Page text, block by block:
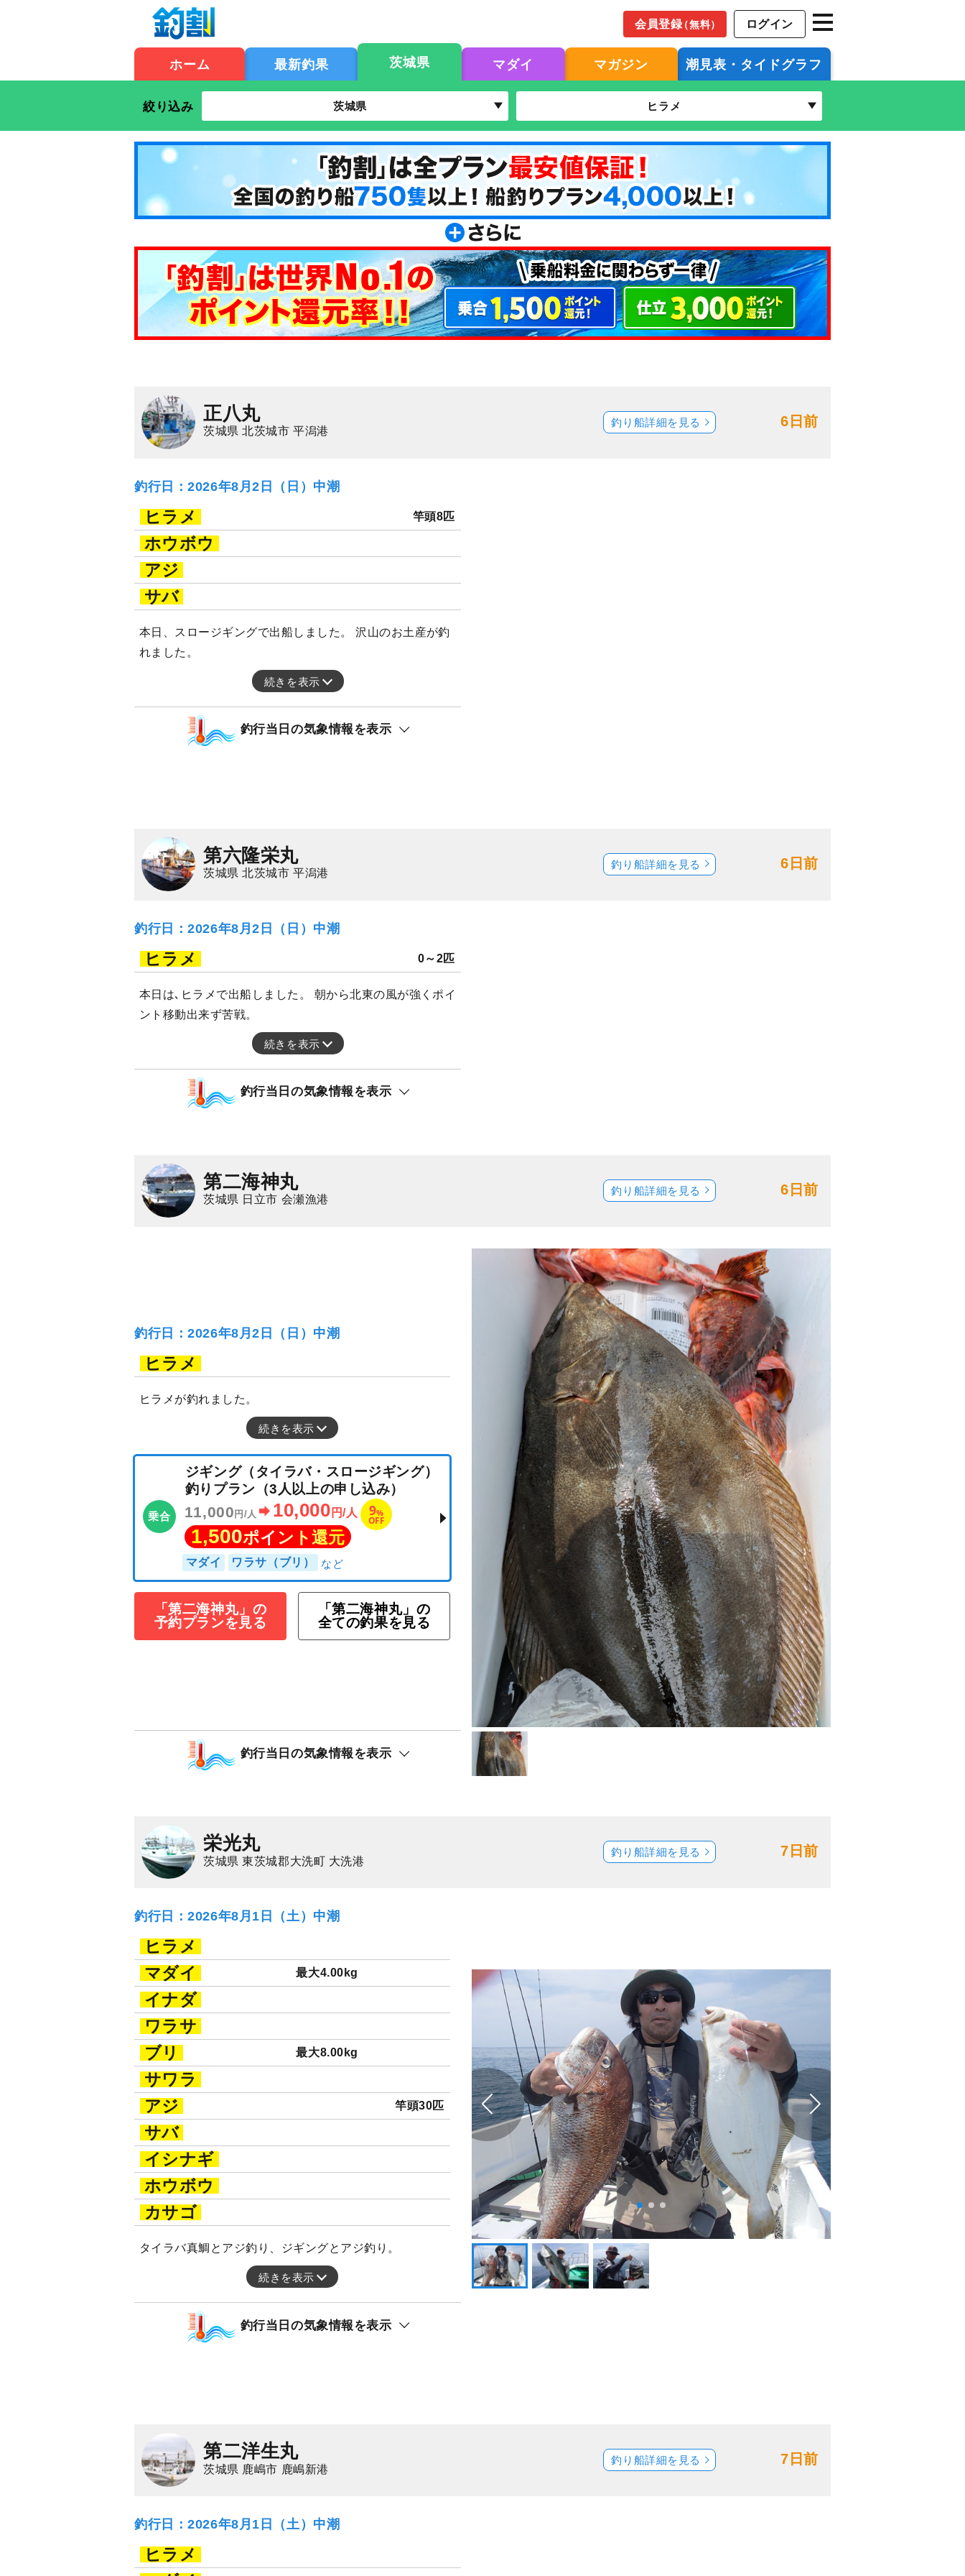
会員登録（無料） ログイン
ホーム 最新釣果 茨城県 マダイ マガジン 潮見表・タイドグラフ
絞り込み 茨城県 ヒラメ
正八丸
茨城県 北茨城市 平潟港
6日前
釣り船詳細を見る
釣行日：2026年8月2日（日）中潮
ヒラメ 竿頭8匹
ホウボウ
アジ
サバ
本日、スロージギングで出船しました。 沢山のお土産が釣
れました。
続きを表示
釣行当日の気象情報を表示
第六隆栄丸
茨城県 北茨城市 平潟港
6日前
釣り船詳細を見る
釣行日：2026年8月2日（日）中潮
ヒラメ 0～2匹
本日は､ヒラメで出船しました。 朝から北東の風が強くポイ
ント移動出来ず苦戦。
続きを表示
釣行当日の気象情報を表示
第二海神丸
茨城県 日立市 会瀬漁港
6日前
釣り船詳細を見る
釣行日：2026年8月2日（日）中潮
ヒラメ
ヒラメが釣れました。
続きを表示
ジギング（タイラバ・スロージギング）
釣りプラン（3人以上の申し込み）
11,000 10,000円/人 9
「第二海神丸」の
予約プランを見る
「第二海神丸」の
全ての釣果を見る
釣行当日の気象情報を表示
栄光丸
茨城県 東茨城郡大洗町 大洗港
7日前
釣り船詳細を見る
釣行日：2026年8月1日（土）中潮
ヒラメ
マダイ
最大4.00kg
イナダ
ワラサ
ブリ
最大8.00kg
サワラ
アジ
竿頭30匹
サバ
イシナギ
ホウボウ
カサゴ
タイラバ真鯛とアジ釣り、ジギングとアジ釣り。
続きを表示
釣行当日の気象情報を表示
第二洋生丸
茨城県 鹿嶋市 鹿嶋新港
7日前
釣り船詳細を見る
釣行日：2026年8月1日（土）中潮
ヒラメ